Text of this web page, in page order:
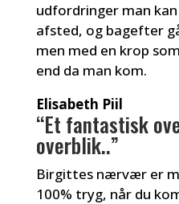
udfordringer man
afsted, og bagefter
men med en krop
end da man kom.
Elisabeth Piil
“Et fantastisk
overblik..”
Birgittes nærvær er
100% tryg, når du